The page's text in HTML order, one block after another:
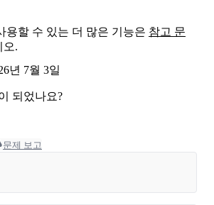
용할 수 있는 더 많은 기능은 참고 문
오.
년 7월 3일
되었나요?
문제 보고